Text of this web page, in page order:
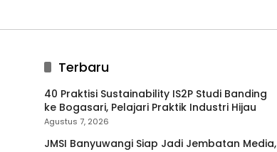
Terbaru
40 Praktisi Sustainability IS2P Studi Banding
ke Bogasari, Pelajari Praktik Industri Hijau
Agustus 7, 2026
JMSI Banyuwangi Siap Jadi Jembatan Media,